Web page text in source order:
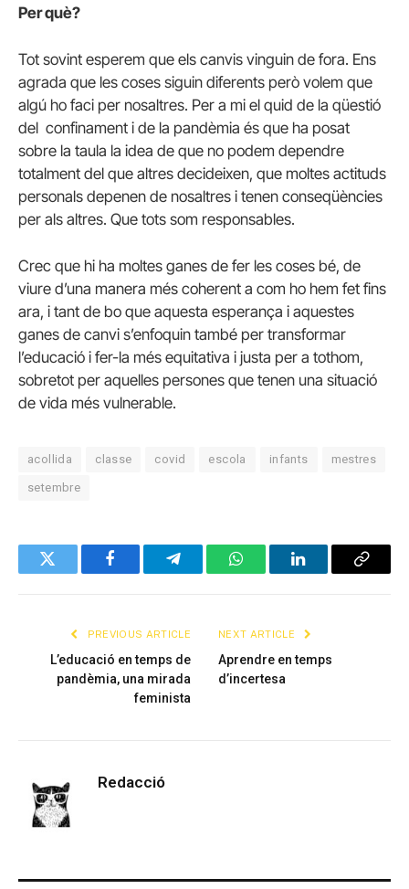
Per què?
Tot sovint esperem que els canvis vinguin de fora. Ens
agrada que les coses siguin diferents però volem que
algú ho faci per nosaltres. Per a mi el quid de la qüestió
del confinament i de la pandèmia és que ha posat
sobre la taula la idea de que no podem dependre
totalment del que altres decideixen, que moltes actituds
personals depenen de nosaltres i tenen conseqüències
per als altres. Que tots som responsables.
Crec que hi ha moltes ganes de fer les coses bé, de
viure d’una manera més coherent a com ho hem fet fins
ara, i tant de bo que aquesta esperança i aquestes
ganes de canvi s’enfoquin també per transformar
l’educació i fer-la més equitativa i justa per a tothom,
sobretot per aquelles persones que tenen una situació
de vida més vulnerable.
acollida classe covid escola infants mestres
setembre
Twitter FacebookTelegramWhatsAppLinkedInCopy
PREVIOUS ARTICLE
L’educació en temps de
pandèmia, una mirada
feminista
NEXT ARTICLE
Aprendre en temps
d’incertesa
Redacció